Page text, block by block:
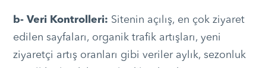
b- Veri Kontrolleri: Sitenin açılış, en çok ziyaret
edilen sayfaları, organik trafik artışları, yeni
ziyaretçi artış oranları gibi veriler aylık, sezonluk